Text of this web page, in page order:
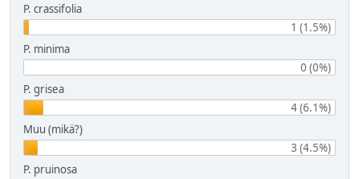
P. crassifolia
1 (1.5%)
P. minima
0 (0%)
P. grisea
4 (6.1%)
Muu (mikä?)
3 (4.5%)
P. pruinosa